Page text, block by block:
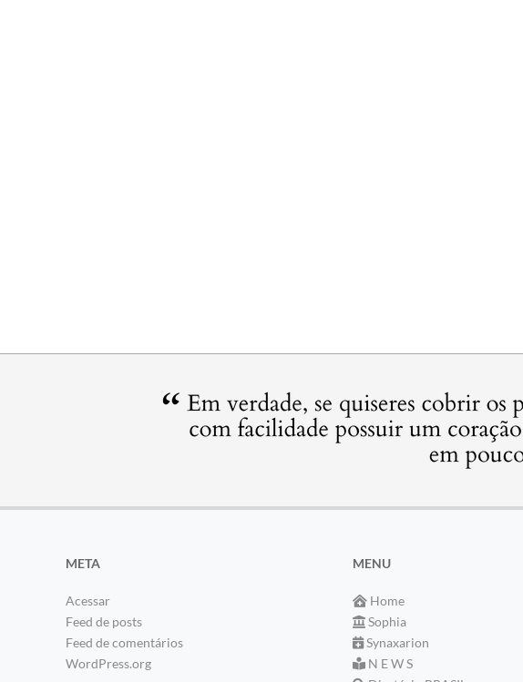
META
Acessar
Feed de posts
Feed de comentários
WordPress.org
MENU
Home
Sophia
Synaxarion
N E W S